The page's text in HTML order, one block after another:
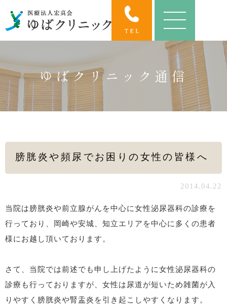
ゆばクリニック通信
膀胱炎や頻尿でお困りの女性の皆様へ
2014.04.22
当院は膀胱炎や前立腺がんを中心に女性泌尿器科の診療を
行っており、岡崎や安城、知立エリアを中心に多くの患者
様にお越し頂いております。
さて、当院では前述でも申し上げたように女性泌尿器科の
診療も行っておりますが、女性は尿道が短いため雑菌が入
りやすく膀胱炎や腎盂炎を引き起こしやすくなります。